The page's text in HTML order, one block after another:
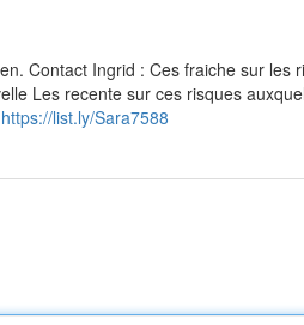
Contact Ingrid : Ces fraiche sur les
Les recente sur ces risques
https://list.ly/Sara7588